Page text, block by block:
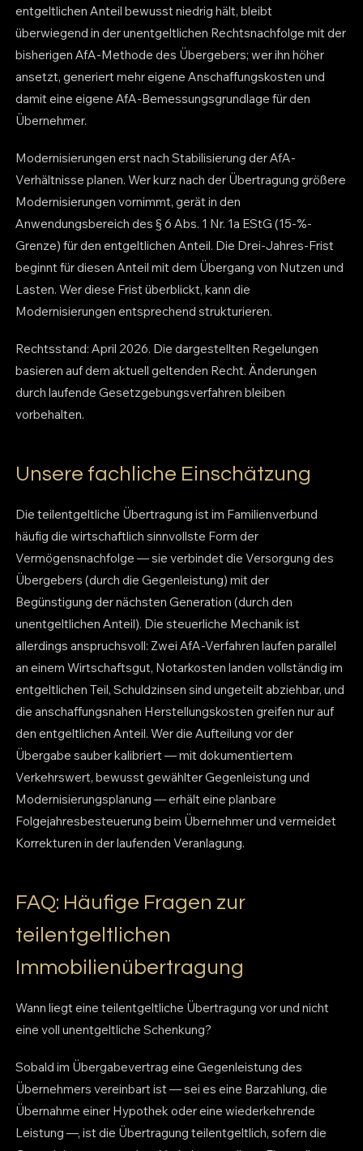
entgeltlichen Anteil bewusst niedrig hält, bleibt
überwiegend in der unentgeltlichen Rechtsnachfolge mit der
bisherigen AfA-Methode des Übergebers; wer ihn höher
ansetzt, generiert mehr eigene Anschaffungskosten und
damit eine eigene AfA-Bemessungsgrundlage für den
Übernehmer.
Modernisierungen erst nach Stabilisierung der AfA-
Verhältnisse planen. Wer kurz nach der Übertragung größere
Modernisierungen vornimmt, gerät in den
Anwendungsbereich des § 6 Abs. 1 Nr. 1a EStG (15-%-
Grenze) für den entgeltlichen Anteil. Die Drei-Jahres-Frist
beginnt für diesen Anteil mit dem Übergang von Nutzen und
Lasten. Wer diese Frist überblickt, kann die
Modernisierungen entsprechend strukturieren.
Rechtsstand: April 2026. Die dargestellten Regelungen
basieren auf dem aktuell geltenden Recht. Änderungen
durch laufende Gesetzgebungsverfahren bleiben
vorbehalten.
Unsere fachliche Einschätzung
Die teilentgeltliche Übertragung ist im Familienverbund
häufig die wirtschaftlich sinnvollste Form der
Vermögensnachfolge — sie verbindet die Versorgung des
Übergebers (durch die Gegenleistung) mit der
Begünstigung der nächsten Generation (durch den
unentgeltlichen Anteil). Die steuerliche Mechanik ist
allerdings anspruchsvoll: Zwei AfA-Verfahren laufen parallel
an einem Wirtschaftsgut, Notarkosten landen vollständig im
entgeltlichen Teil, Schuldzinsen sind ungeteilt abziehbar, und
die anschaffungsnahen Herstellungskosten greifen nur auf
den entgeltlichen Anteil. Wer die Aufteilung vor der
Übergabe sauber kalibriert — mit dokumentiertem
Verkehrswert, bewusst gewählter Gegenleistung und
Modernisierungsplanung — erhält eine planbare
Folgejahresbesteuerung beim Übernehmer und vermeidet
Korrekturen in der laufenden Veranlagung.
FAQ: Häufige Fragen zur
teilentgeltlichen
Immobilienübertragung
Wann liegt eine teilentgeltliche Übertragung vor und nicht
eine voll unentgeltliche Schenkung?
Sobald im Übergabevertrag eine Gegenleistung des
Übernehmers vereinbart ist — sei es eine Barzahlung, die
Übernahme einer Hypothek oder eine wiederkehrende
Leistung —, ist die Übertragung teilentgeltlich, sofern die